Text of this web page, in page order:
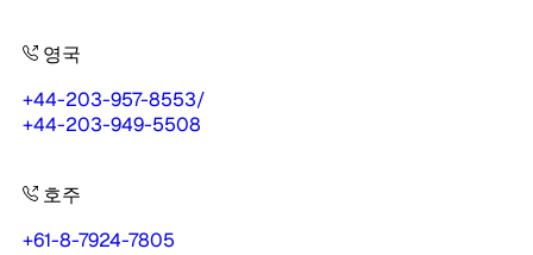
영국
+44-203-957-8553/
+44-203-949-5508
호주
+61-8-7924-7805